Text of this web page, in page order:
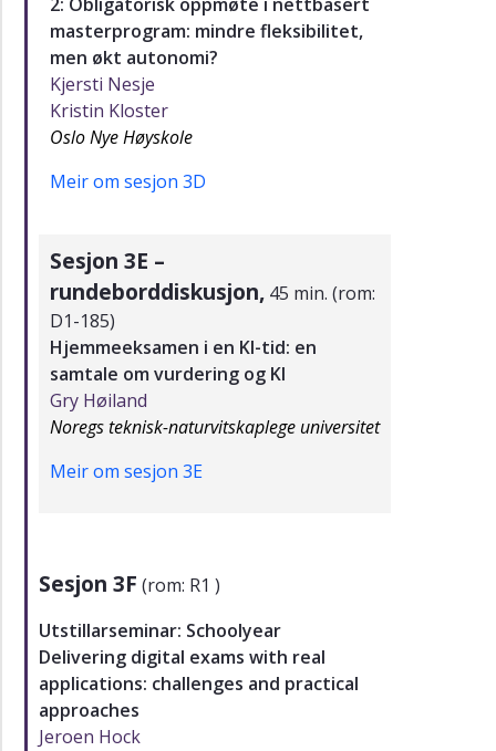
masterprogram: mindre fleksibilitet,
men økt autonomi?
Kjersti Nesje
Kristin Kloster
Oslo Nye Høyskole
Meir om sesjon 3D
Sesjon 3E –
rundeborddiskusjon, 45 min. (rom:
D1-185)
Hjemmeeksamen i en KI-tid: en
samtale om vurdering og KI
Gry Høiland
Noregs teknisk-naturvitskaplege universitet
Meir om sesjon 3E
Sesjon 3F (rom: R1 )
Utstillarseminar: Schoolyear
Delivering digital exams with real
applications: challenges and practical
approaches
Jeroen Hock